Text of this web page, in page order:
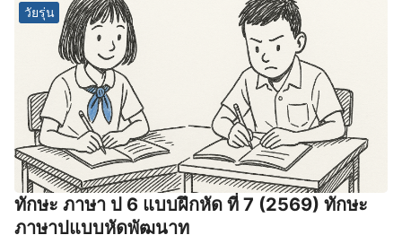
วัยรุ่น
ทักษะ ภาษา ป 6 แบบฝึกหัด ที่ 7 (2569) ทักษะ
ภาษาปแบบหัดพัฒนาท